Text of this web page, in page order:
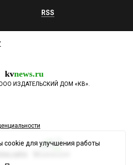
RSS
kvnews.ru
ИЗДАТЕЛЬСКИЙ ДОМ «КВ».
сайта
для улучшения работы